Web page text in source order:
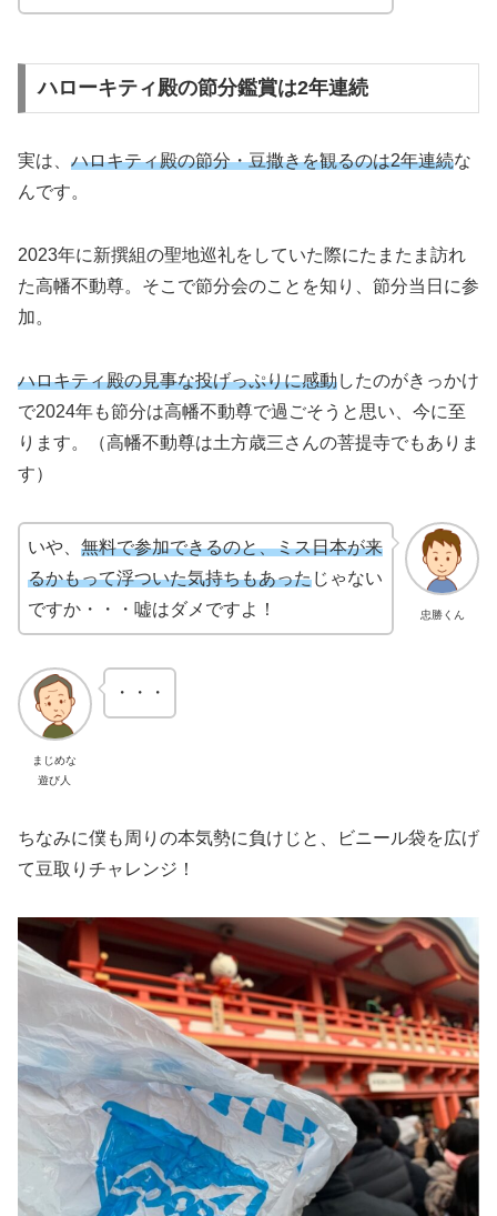
ハローキティ殿の節分鑑賞は2年連続
実は、 ハロキティ殿の節分・豆撒きを観るのは2年連続な
んです。
2023年に新撰組の聖地巡礼をしていた際にたまたま訪れ
た高幡不動尊。そこで節分会のことを知り、節分当日に参
加。
ハロキティ殿の見事な投げっぷりに感動したのがきっかけ
で2024年も節分は高幡不動尊で過ごそうと思い、今に至
ります。（高幡不動尊は土方歳三さんの菩提寺でもありま
す）
忠勝くん
いや、 無料で参加できるのと、ミス日本が来
るかもって浮ついた気持ちもあったじゃない
ですか・・・嘘はダメですよ！
まじめな
遊び人
・・・
ちなみに僕も周りの本気勢に負けじと、ビニール袋を広げ
て豆取りチャレンジ！